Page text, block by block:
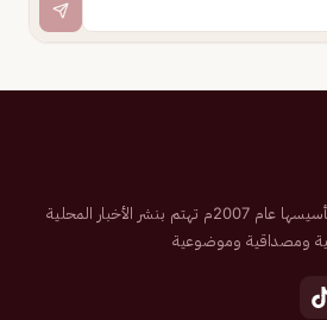
صحيفة إلكترونية سعودية تم تأسيسها عام 2007م تهتم بنشر الأخبار المحلية
ومصداقية وموضوعية